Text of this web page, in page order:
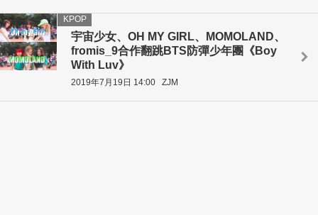
宇宙少女、OH MY GIRL、MOMOLAND、
fromis_9合作翻跳BTS防彈少年團《Boy
With Luv》
KPOP
2019年7月19日 14:00 ZJM